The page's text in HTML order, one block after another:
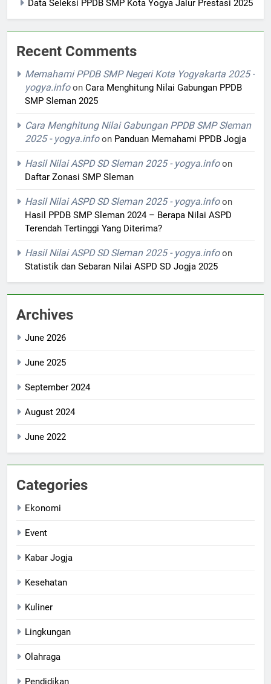
Data Seleksi PPDB SMP Kota Yogya Jalur Prestasi 2025
Recent Comments
Memahami PPDB SMP Negeri Kota Yogyakarta 2025 -
yogya.infoon Cara Menghitung Nilai Gabungan PPDB
SMP Sleman 2025
Cara Menghitung Nilai Gabungan PPDB SMP Sleman
2025 - yogya.infoon Panduan Memahami PPDB Jogja
Hasil Nilai ASPD SD Sleman 2025 - yogya.infoon
Daftar Zonasi SMP Sleman
Hasil Nilai ASPD SD Sleman 2025 - yogya.infoon
Hasil PPDB SMP Sleman 2024 – Berapa Nilai ASPD
Terendah Tertinggi Yang Diterima?
Hasil Nilai ASPD SD Sleman 2025 - yogya.infoon
Statistik dan Sebaran Nilai ASPD SD Jogja 2025
Archives
June 2026
June 2025
September 2024
August 2024
June 2022
Categories
Ekonomi
Event
Kabar Jogja
Kesehatan
Kuliner
Lingkungan
Olahraga
Pendidikan